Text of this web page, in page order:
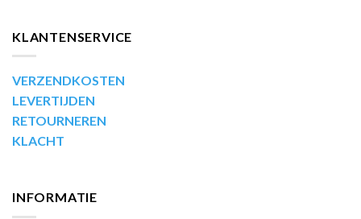
KLANTENSERVICE
VERZENDKOSTEN
LEVERTIJDEN
RETOURNEREN
KLACHT
INFORMATIE